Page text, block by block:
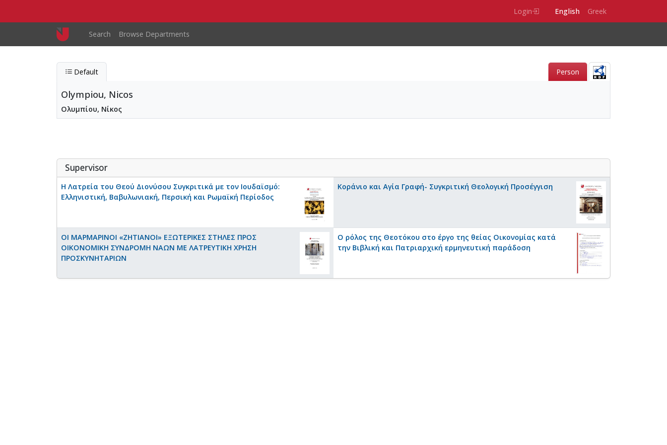
Login English Greek
Main navigation
Search Browse Departments
Default Person
Olympiou, Nicos
Ολυμπίου, Νίκος
Entity type Person
Supervisor
Η Λατρεία του Θεού Διονύσου Συγκριτικά με τον Ιουδαϊσμό:
Ελληνιστική, Βαβυλωνιακή, Περσική και Ρωμαϊκή Περίοδος
Κοράνιο και Αγία Γραφή- Συγκριτική Θεολογική Προσέγγιση
ΟΙ ΜΑΡΜΑΡΙΝΟΙ «ΖΗΤΙΑΝΟΙ» ΕΞΩΤΕΡΙΚΕΣ ΣΤΗΛΕΣ ΠΡΟΣ
ΟΙΚΟΝΟΜΙΚΗ ΣΥΝΔΡΟΜΗ ΝΑΩΝ ΜΕ ΛΑΤΡΕΥΤΙΚΗ ΧΡΗΣΗ
ΠΡΟΣΚΥΝΗΤΑΡΙΩΝ
Ο ρόλος της Θεοτόκου στο έργο της θείας Οικονομίας κατά
την Βιβλική και Πατριαρχική ερμηνευτική παράδοση